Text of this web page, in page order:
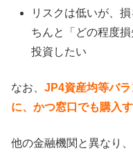
リスクは低いが、
ちんと「どの程度
投資したい
なお、 JP4資産均等バ
に、かつ窓口でも購入
他の金融機関と異なり